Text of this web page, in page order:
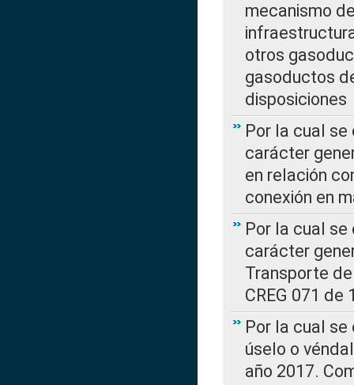
mecanismo
otros
gasoductos
disposiciones
Por la cual
carácter
en relación
conexión en
Por la cual
carácter
Transporte
CREG 071 de
Por la cual
úselo o
año 2017.